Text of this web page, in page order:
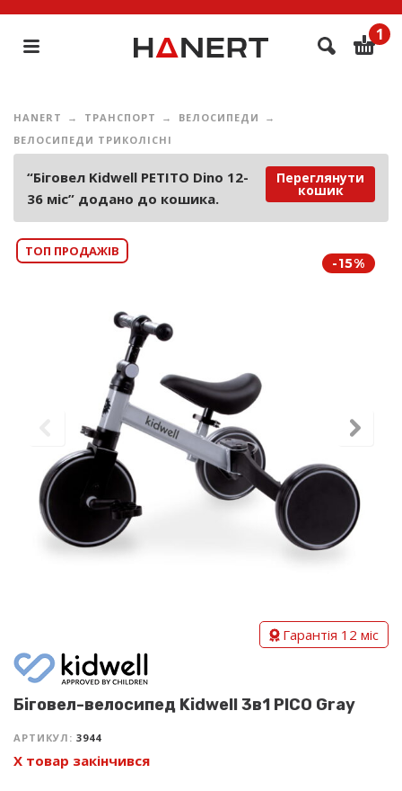
1
HANERT ТРАНСПОРТ
ВЕЛОСИПЕДИ
ВЕЛОСИПЕДИ ТРИКОЛІСНІ
“Біговел Kidwell PETITO Dino 12-
36 міс” додано до кошика.
Переглянути
кошик
ТОП ПРОДАЖІВ
-15%
Гарантія 12 міс
Біговел-велосипед Kidwell 3в1 PICO Gray
АРТИКУЛ: 3944
Х товар закінчився